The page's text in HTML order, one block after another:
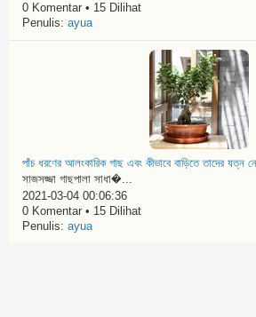
0 Komentar • 15 Dilihat
Penulis: ayua
পাঁচ ধরণের আলংকারিক গাছ এবং কীভাবে বাড়িতে তাদের যত্ন
সাজসজ্জা গাছপালা সাধা�...
2021-03-04 00:06:36
0 Komentar • 15 Dilihat
Penulis: ayua